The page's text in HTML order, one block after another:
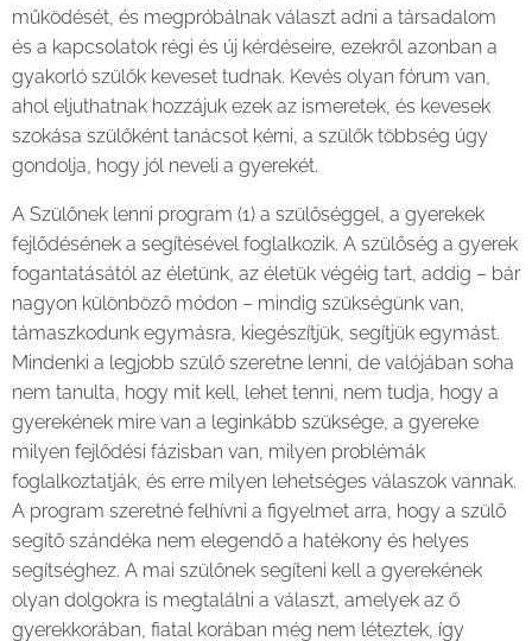
működését, és megpróbálnak választ adni a társadalom
és a kapcsolatok régi és új kérdéseire, ezekről azonban a
gyakorló szülők keveset tudnak. Kevés olyan fórum van,
ahol eljuthatnak hozzájuk ezek az ismeretek, és kevesek
szokása szülőként tanácsot kérni, a szülők többség úgy
gondolja, hogy jól neveli a gyerekét.
A Szülőnek lenni program (1) a szülőséggel, a gyerekek
fejlődésének a segítésével foglalkozik. A szülőség a gyerek
fogantatásától az életünk, az életük végéig tart, addig – bár
nagyon különböző módon – mindig szükségünk van,
támaszkodunk egymásra, kiegészítjük, segítjük egymást.
Mindenki a legjobb szülő szeretne lenni, de valójában soha
nem tanulta, hogy mit kell, lehet tenni, nem tudja, hogy a
gyerekének mire van a leginkább szüksége, a gyereke
milyen fejlődési fázisban van, milyen problémák
foglalkoztatják, és erre milyen lehetséges válaszok vannak.
A program szeretné felhívni a figyelmet arra, hogy a szülő
segítő szándéka nem elegendő a hatékony és helyes
segítséghez. A mai szülőnek segíteni kell a gyerekének
olyan dolgokra is megtalálni a választ, amelyek az ő
gyerekkorában, fiatal korában még nem léteztek, így